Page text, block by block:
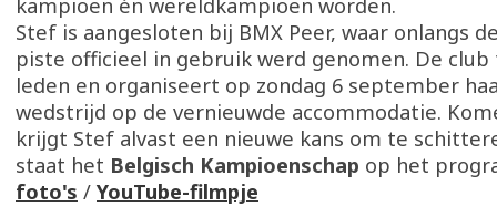
kampioen én wereldkampioen worden.
Stef is aangesloten bij BMX Peer, waar onlangs
piste officieel in gebruik werd genomen. De club
leden en organiseert op zondag 6 september
wedstrijd op de vernieuwde accommodatie.
krijgt Stef alvast een nieuwe kans om te
staat het Belgisch Kampioenschap op het
foto's / YouTube-filmpje